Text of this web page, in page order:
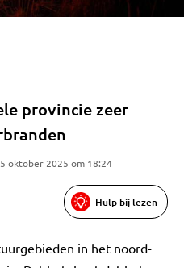
provincie zeer
oktober 2025 om 18:24
Hulp bij lezen
in het noord-